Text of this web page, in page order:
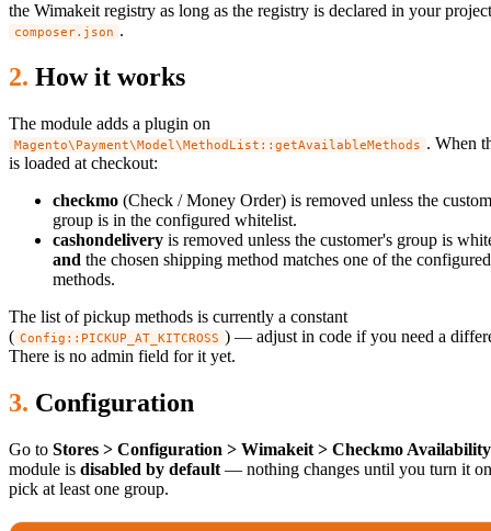
the Wimakeit registry as long as the registry is declared in your
composer.json .
How it works
The module adds a plugin on
Magento\Payment\Model\MethodList::getAvailableMethods . When
is loaded at checkout:
checkmo (Check / Money Order) is removed unless the
group is in the configured whitelist.
cashondelivery is removed unless the customer's group is
and the chosen shipping method matches one of the
methods.
The list of pickup methods is currently a constant
( Config::PICKUP_AT_KITCROSS ) — adjust in code if you need a
There is no admin field for it yet.
Configuration
Go to Stores > Configuration > Wimakeit > Checkmo Availability
module is disabled by default — nothing changes until you turn it
pick at least one group.